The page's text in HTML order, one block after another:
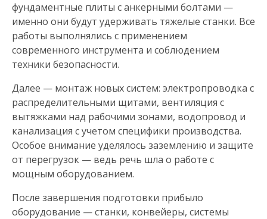
фундаментные плиты с анкерными болтами —
именно они будут удерживать тяжелые станки. Все
работы выполнялись с применением
современного инструмента и соблюдением
техники безопасности.
Далее — монтаж новых систем: электропроводка с
распределительными щитами, вентиляция с
вытяжками над рабочими зонами, водопровод и
канализация с учетом специфики производства.
Особое внимание уделялось заземлению и защите
от перегрузок — ведь речь шла о работе с
мощным оборудованием.
После завершения подготовки прибыло
оборудование — станки, конвейеры, системы